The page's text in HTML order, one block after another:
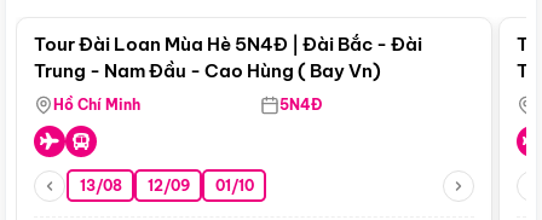
Tour Đài Loan Mùa Hè 5N4Đ | Đài Bắc - Đài
Trung - Nam Đầu - Cao Hùng ( Bay Vn)
Hồ Chí Minh 5N4Đ
13/08 12/09 01/10